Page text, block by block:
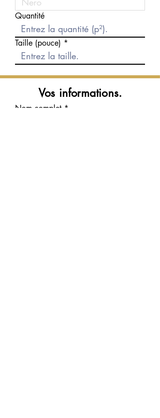
Quantité
Taille (pouce)
Vos informations.
Nom complet